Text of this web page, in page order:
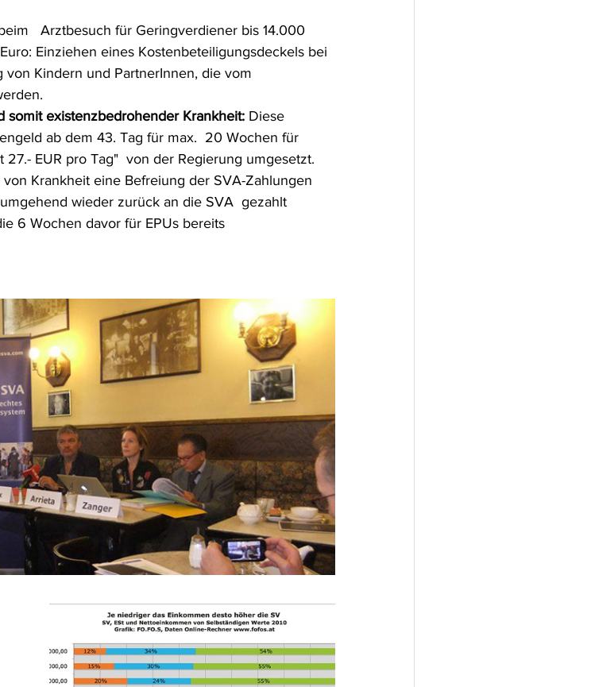
Arztbesuch für Geringverdiener bis 14.000
Einziehen eines Kostenbeteiligungsdeckels bei
von Kindern und PartnerInnen, die vom
somit existenzbedrohender Krankheit: Diese
ab dem 43. Tag für max.  20 Wochen für
EUR pro Tag"  von der Regierung umgesetzt.
Krankheit eine Befreiung der SVA-Zahlungen
wieder zurück an die SVA  gezahlt
6 Wochen davor für EPUs bereits